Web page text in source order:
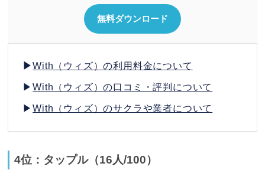
無料ダウンロード
▶With（ウィズ）の利用料金について
▶With（ウィズ）の口コミ・評判について
▶With（ウィズ）のサクラや業者について
4位：タップル（16人/100）